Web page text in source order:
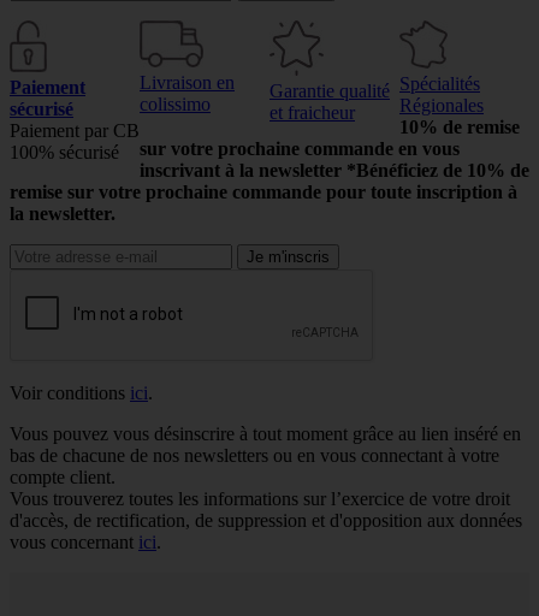
Paiement
sécurisé
Paiement par CB
100% sécurisé
Livraison en
colissimo
Garantie qualité
et fraicheur
Spécialités
Régionales
10% de remise
sur votre prochaine commande en vous
inscrivant à la newsletter *Bénéficiez de 10% de
remise sur votre prochaine commande pour toute inscription à
la newsletter.
Voir conditions ici.
Vous pouvez vous désinscrire à tout moment grâce au lien inséré en
bas de chacune de nos newsletters ou en vous connectant à votre
compte client.
Vous trouverez toutes les informations sur l’exercice de votre droit
d'accès, de rectification, de suppression et d'opposition aux données
vous concernant ici.